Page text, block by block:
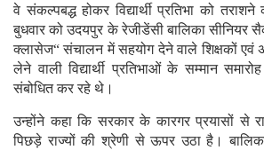
वे संकल्पबद्ध होकर विद्यार्थी प्रतिभा को
बुधवार को उदयपुर के रेजीडेंसी बालिका सीनियर
क्लासेज“ संचालन में सहयोग देने वाले शिक्षकों एवं
लेने वाली विद्यार्थी प्रतिभाओं के सम्मान
संबोधित कर रहे थे।
उन्होंने कहा कि सरकार के कारगर प्रयासों से
पिछड़े राज्यों की श्रेणी से ऊपर उठा है। बालिका